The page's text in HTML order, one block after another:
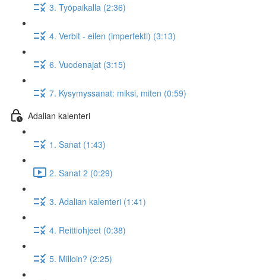
3. Työpaikalla (2:36)
4. Verbit - eilen (imperfekti) (3:13)
6. Vuodenajat (3:15)
7. Kysymyssanat: miksi, miten (0:59)
Adalian kalenteri
1. Sanat (1:43)
2. Sanat 2 (0:29)
3. Adalian kalenteri (1:41)
4. Reittiohjeet (0:38)
5. Milloin? (2:25)